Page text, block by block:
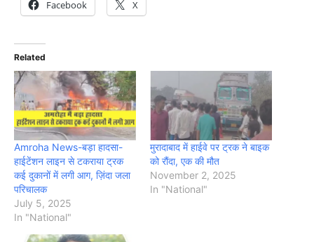
Facebook X
Related
Amroha News-बड़ा हादसा-
हाईटेंशन लाइन से टकराया ट्रक
कई दुकानों में लगी आग, ज़िंदा जला
परिचालक
July 5, 2025
In "National"
मुरादाबाद में हाईवे पर ट्रक ने बाइक
को रौंदा, एक की मौत
November 2, 2025
In "National"